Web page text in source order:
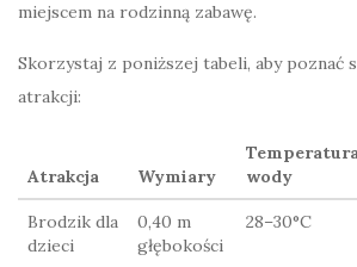
miejscem na rodzinną zabawę.
Skorzystaj z poniższej tabeli, aby poznać
atrakcji:
Atrakcja Wymiary
wody
Brodzik dla
dzieci
0,40 m
głębokości
28–30°C